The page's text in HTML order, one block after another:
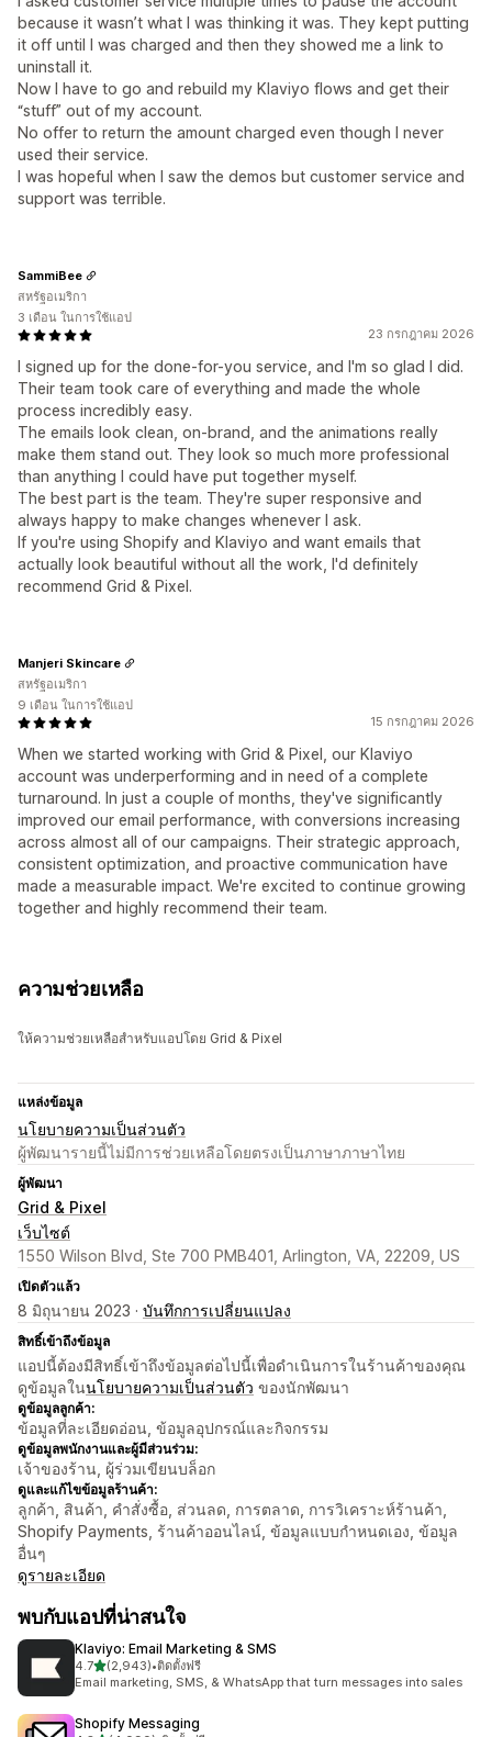
because it wasn’t what I was thinking it was. They kept putting
it off until I was charged and then they showed me a link to
uninstall it.
Now I have to go and rebuild my Klaviyo flows and get their
“stuff” out of my account.
No offer to return the amount charged even though I never
used their service.
I was hopeful when I saw the demos but customer service and
support was terrible.
23 กรกฎาคม 2026
I signed up for the done-for-you service, and I'm so glad I did.
Their team took care of everything and made the whole
process incredibly easy.
The emails look clean, on-brand, and the animations really
make them stand out. They look so much more professional
than anything I could have put together myself.
The best part is the team. They're super responsive and
always happy to make changes whenever I ask.
If you're using Shopify and Klaviyo and want emails that
actually look beautiful without all the work, I'd definitely
recommend Grid & Pixel.
SammiBee
สหรัฐอเมริกา
3 เดือน ในการใช้แอป
15 กรกฎาคม 2026
When we started working with Grid & Pixel, our Klaviyo
account was underperforming and in need of a complete
turnaround. In just a couple of months, they've significantly
improved our email performance, with conversions increasing
across almost all of our campaigns. Their strategic approach,
consistent optimization, and proactive communication have
made a measurable impact. We're excited to continue growing
together and highly recommend their team.
Manjeri Skincare
สหรัฐอเมริกา
9 เดือน ในการใช้แอป
ความช่วยเหลือ
ให้ความช่วยเหลือสำหรับแอปโดย Grid & Pixel
แหล่งข้อมูล
นโยบายความเป็นส่วนตัว
ผู้พัฒนารายนี้ไม่มีการช่วยเหลือโดยตรงเป็นภาษาภาษาไทย
ผู้พัฒนา
Grid & Pixel
เว็บไซต์
1550 Wilson Blvd, Ste 700 PMB401, Arlington, VA, 22209, US
เปิดตัวแล้ว
8 มิถุนายน 2023 · บันทึกการเปลี่ยนแปลง
สิทธิ์เข้าถึงข้อมูล
แอปนี้ต้องมีสิทธิ์เข้าถึงข้อมูลต่อไปนี้เพื่อดำเนินการในร้านค้าของคุณ
ดูข้อมูลในนโยบายความเป็นส่วนตัว ของนักพัฒนา
ดูข้อมูลลูกค้า:
ข้อมูลที่ละเอียดอ่อน, ข้อมูลอุปกรณ์และกิจกรรม
ดูข้อมูลพนักงานและผู้มีส่วนร่วม:
เจ้าของร้าน, ผู้ร่วมเขียนบล็อก
ดูและแก้ไขข้อมูลร้านค้า:
ลูกค้า, สินค้า, คำสั่งซื้อ, ส่วนลด, การตลาด, การวิเคราะห์ร้านค้า,
Shopify Payments, ร้านค้าออนไลน์, ข้อมูลแบบกำหนดเอง, ข้อมูล
อื่นๆ
ดูรายละเอียด
พบกับแอปที่น่าสนใจ
Klaviyo: Email Marketing & SMS
4.7เต็ม 5 ดาว
(2,943)
ทั้งหมด 2943 รีวิว
•ติดตั้งฟรี
Email marketing, SMS, & WhatsApp that turn messages into sales
Shopify Messaging